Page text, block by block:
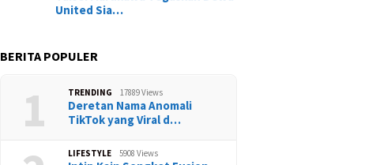
United Sia…
BERITA POPULER
1 TRENDING 17889 Views
Deretan Nama Anomali
TikTok yang Viral d…
LIFESTYLE 5908 Views